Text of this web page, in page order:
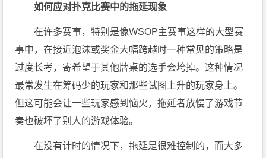
如何应对扑克比赛中的拖延现象
在许多赛事，特别是像WSOP主赛事这样的大型赛
事中，在接近泡沫或奖金大幅跨越时一种常见的策略是
过度长考，寄希望于其他牌桌的选手会垮掉。这种情况
最常发生在筹码少的玩家和那些试图上升的玩家身上。
但这可能会让一些玩家感到恼火，拖延者放慢了游戏节
奏也破坏了别人的游戏体验。
在没有计时的情况下，拖延是很难控制的，而大多